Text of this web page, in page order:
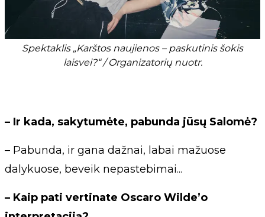
Spektaklis „Karštos naujienos – paskutinis šokis
laisvei?“ / Organizatorių nuotr.
– Ir kada, sakytumėte, pabunda jūsų Salomė?
– Pabunda, ir gana dažnai, labai mažuose
dalykuose, beveik nepastebimai...
– Kaip pati vertinate Oscaro Wilde’o